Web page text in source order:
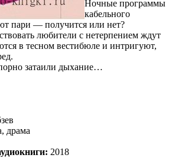
Ночные программы
кабельного
пари — получится или нет?
любители с нетерпением ждут
в тесном вестибюле и интригуют,
затаили дыхание…
драма
2018